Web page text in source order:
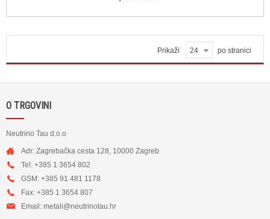
Prikaži 24 po stranici
O TRGOVINI
Neutrino Tau d.o.o
Adr: Zagrebačka cesta 128, 10000 Zagreb
Tel: +385 1 3654 802
GSM: +385 91 481 1178
Fax: +385 1 3654 807
Email: metali@neutrinotau.hr